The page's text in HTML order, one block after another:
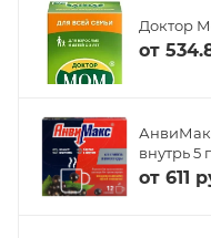
Доктор
от
внутрь 5
от 611